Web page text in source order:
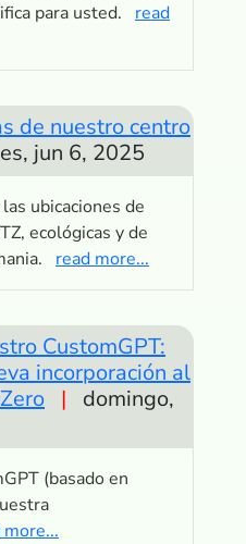
para usted.
read
de nuestro centro
jun 6, 2025
ubicaciones de
ecológicas y de
read more...
CustomGPT:
incorporación al
|
domingo,
(basado en
more...